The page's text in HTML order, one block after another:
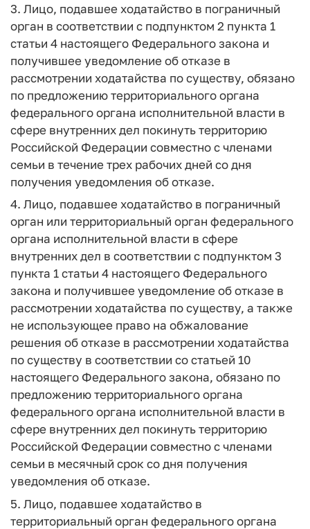
3. Лицо, подавшее ходатайство в пограничный
орган в соответствии с подпунктом 2 пункта 1
статьи 4 настоящего Федерального закона и
получившее уведомление об отказе в
рассмотрении ходатайства по существу, обязано
по предложению территориального органа
федерального органа исполнительной власти в
сфере внутренних дел покинуть территорию
Российской Федерации совместно с членами
семьи в течение трех рабочих дней со дня
получения уведомления об отказе.
4. Лицо, подавшее ходатайство в пограничный
орган или территориальный орган федерального
органа исполнительной власти в сфере
внутренних дел в соответствии с подпунктом 3
пункта 1 статьи 4 настоящего Федерального
закона и получившее уведомление об отказе в
рассмотрении ходатайства по существу, а также
не использующее право на обжалование
решения об отказе в рассмотрении ходатайства
по существу в соответствии со статьей 10
настоящего Федерального закона, обязано по
предложению территориального органа
федерального органа исполнительной власти в
сфере внутренних дел покинуть территорию
Российской Федерации совместно с членами
семьи в месячный срок со дня получения
уведомления об отказе.
5. Лицо, подавшее ходатайство в
территориальный орган федерального органа